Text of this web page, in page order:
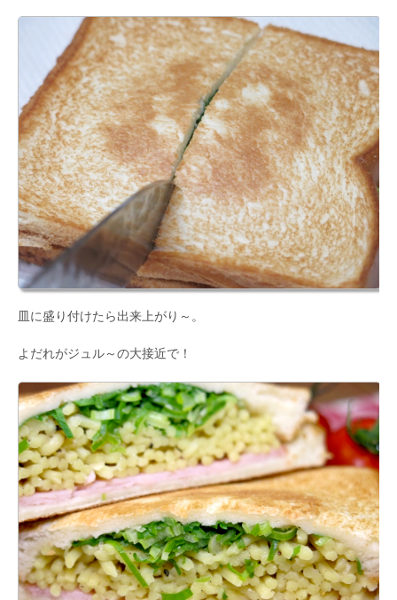
皿に盛り付けたら出来上がり～。
よだれがジュル～の大接近で！